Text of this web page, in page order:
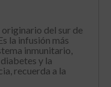
originario del sur de
la infusión más
inmunitario,
y la
recuerda a la